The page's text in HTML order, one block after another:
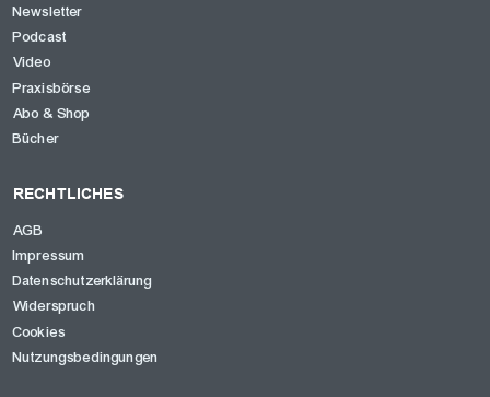
Newsletter
Podcast
Video
Praxisbörse
Abo & Shop
Bücher
RECHTLICHES
AGB
Impressum
Datenschutzerklärung
Widerspruch
Cookies
Nutzungsbedingungen